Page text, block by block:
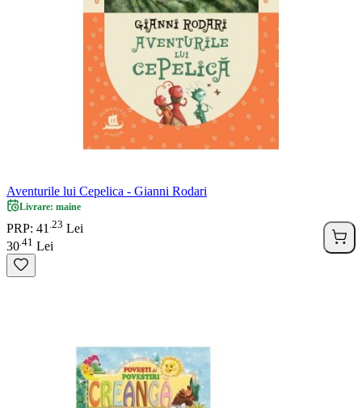
Aventurile lui Cepelica - Gianni Rodari
Livrare: maine
PRP: 41 23 Lei
30 41 Lei